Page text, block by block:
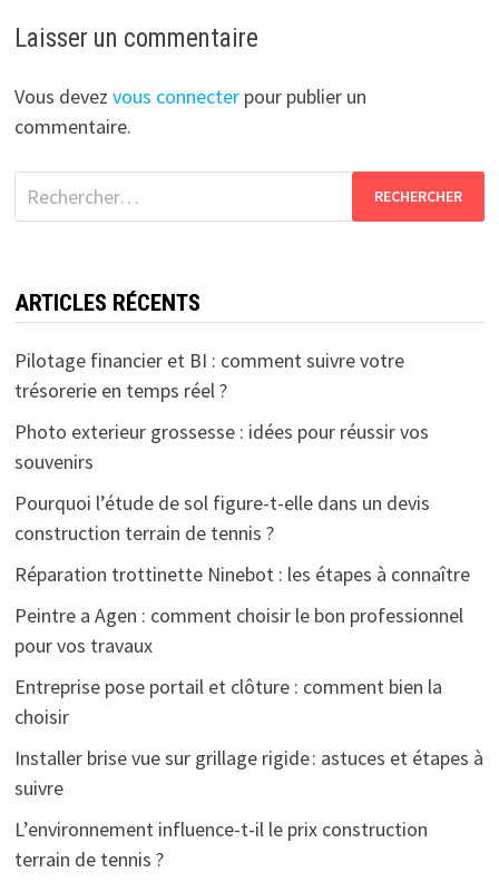
Laisser un commentaire
Vous devez vous connecterpour publier un
commentaire.
Rechercher :
ARTICLES RÉCENTS
Pilotage financier et BI : comment suivre votre
trésorerie en temps réel ?
Photo exterieur grossesse : idées pour réussir vos
souvenirs
Pourquoi l’étude de sol figure-t-elle dans un devis
construction terrain de tennis ?
Réparation trottinette Ninebot : les étapes à connaître
Peintre a Agen : comment choisir le bon professionnel
pour vos travaux
Entreprise pose portail et clôture : comment bien la
choisir
Installer brise vue sur grillage rigide : astuces et étapes à
suivre
L’environnement influence-t-il le prix construction
terrain de tennis ?